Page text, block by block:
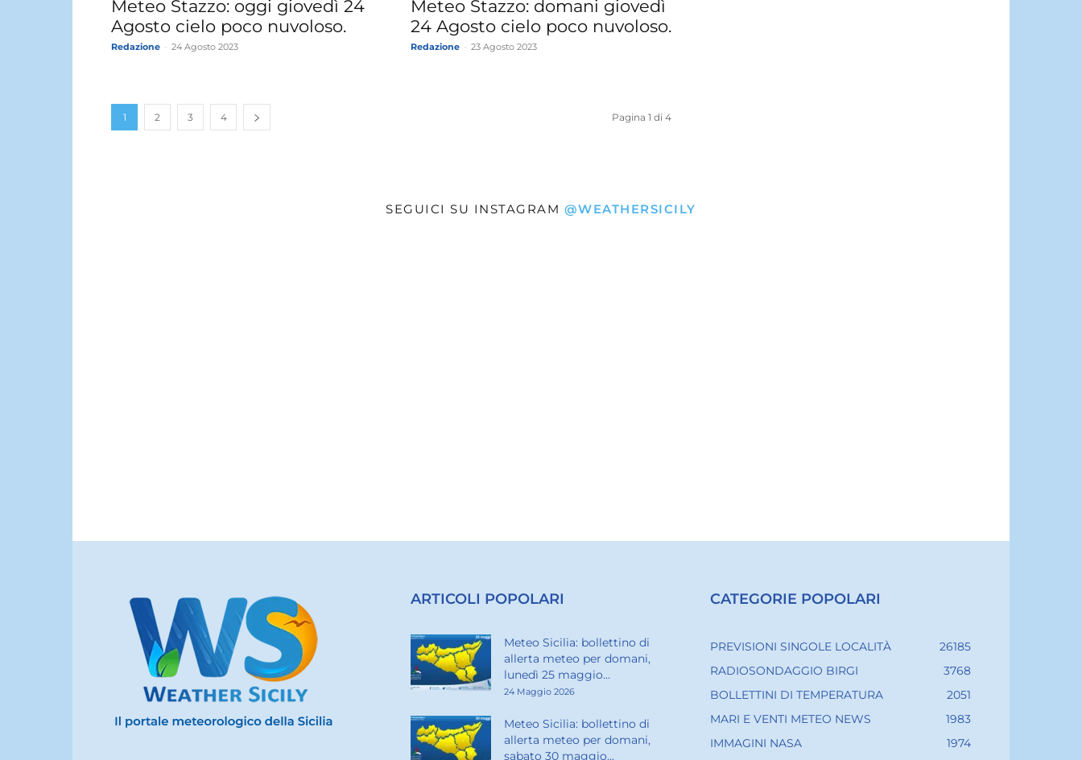
Meteo Stazzo: oggi giovedì 24
Agosto cielo poco nuvoloso.
Redazione 24 Agosto 2023
Meteo Stazzo: domani giovedì
24 Agosto cielo poco nuvoloso.
Redazione 23 Agosto 2023
1 2 3 4 Pagina 1 di 4
SEGUICI SU INSTAGRAM @WEATHERSICILY
ARTICOLI POPOLARI
Meteo Sicilia: bollettino di
allerta meteo per domani,
lunedì 25 maggio...
24 Maggio 2026
Meteo Sicilia: bollettino di
allerta meteo per domani,
sabato 30 maggio...
CATEGORIE POPOLARI
PREVISIONI SINGOLE LOCALITÀ
26185
RADIOSONDAGGIO BIRGI
3768
BOLLETTINI DI TEMPERATURA
2051
MARI E VENTI METEO NEWS
1983
IMMAGINI NASA
1974